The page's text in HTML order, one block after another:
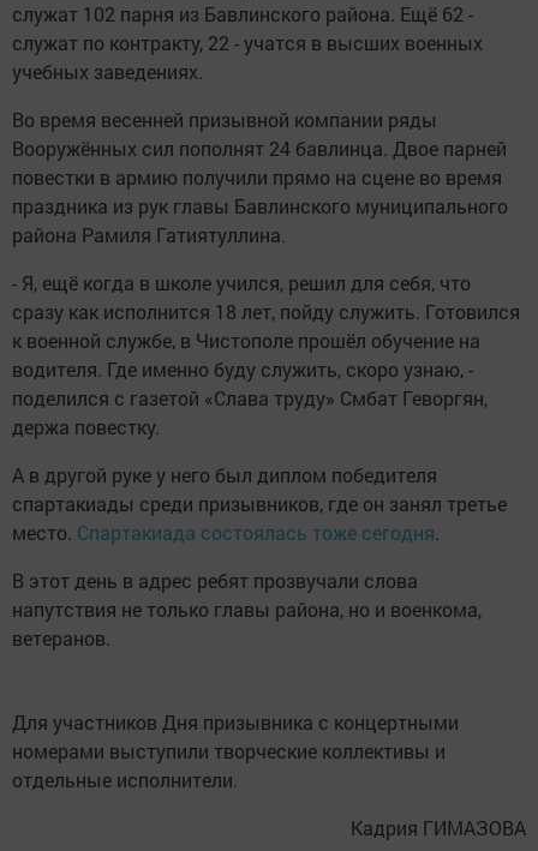
служат 102 парня из Бавлинского района. Ещё 62 -
служат по контракту, 22 - учатся в высших военных
учебных заведениях.
Во время весенней призывной компании ряды
Вооружённых сил пополнят 24 бавлинца. Двое парней
повестки в армию получили прямо на сцене во время
праздника из рук главы Бавлинского муниципального
района Рамиля Гатиятуллина.
- Я, ещё когда в школе учился, решил для себя, что
сразу как исполнится 18 лет, пойду служить. Готовился
к военной службе, в Чистополе прошёл обучение на
водителя. Где именно буду служить, скоро узнаю, -
поделился с газетой «Слава труду» Смбат Геворгян,
держа повестку.
А в другой руке у него был диплом победителя
спартакиады среди призывников, где он занял третье
место. Спартакиада состоялась тоже сегодня.
В этот день в адрес ребят прозвучали слова
напутствия не только главы района, но и военкома,
ветеранов.
Для участников Дня призывника с концертными
номерами выступили творческие коллективы и
отдельные исполнители.
Кадрия ГИМАЗОВА